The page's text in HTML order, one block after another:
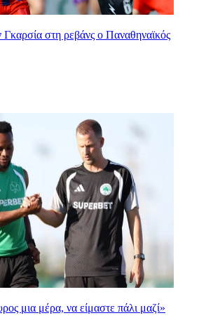
στη ρεβάνς ο Παναθηναϊκός
μια μέρα, να είμαστε πάλι μαζί»